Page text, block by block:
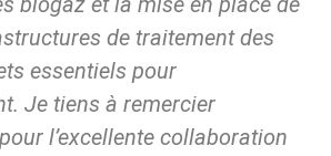
de traitement des
essentiels pour
Je tiens à remercier
l’excellente collaboration